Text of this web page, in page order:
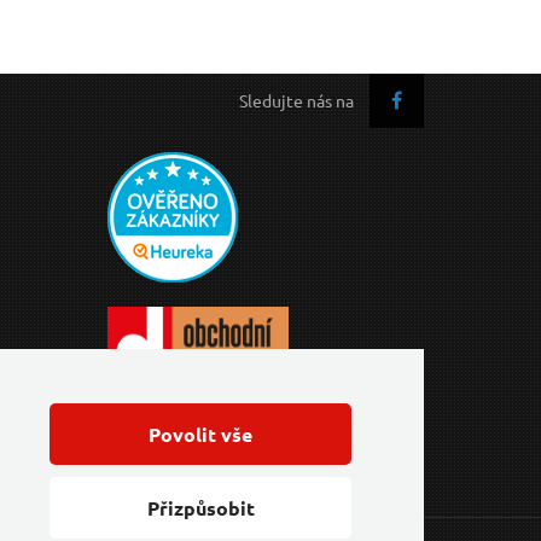
Sledujte nás na
Přizpůsobit
Povolit vše